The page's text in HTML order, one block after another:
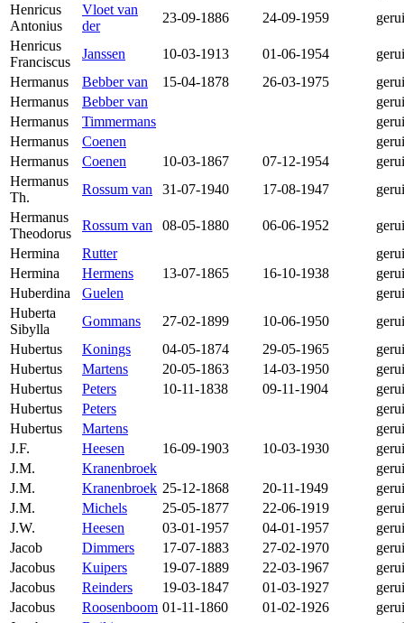
Henricus
Antonius
Vloet van
der
23-09-1886 24-09-1959
Henricus
Franciscus
Janssen 10-03-1913 01-06-1954
Hermanus
Bebber van 15-04-1878 26-03-1975
Hermanus
Bebber van
Hermanus
Timmermans
Hermanus
Coenen
Hermanus
Coenen 10-03-1867 07-12-1954
Hermanus
Th.
Rossum van 31-07-1940 17-08-1947
Hermanus
Theodorus
Rossum van 08-05-1880 06-06-1952
Hermina
Rutter
Hermina
Hermens 13-07-1865 16-10-1938
Huberdina
Guelen
Huberta
Sibylla
Gommans 27-02-1899 10-06-1950
Hubertus
Konings 04-05-1874 29-05-1965
Hubertus
Martens 20-05-1863 14-03-1950
Hubertus
Peters 10-11-1838 09-11-1904
Hubertus
Peters
Hubertus
Martens
J.F.
Heesen 16-09-1903 10-03-1930
J.M.
Kranenbroek
J.M.
Kranenbroek 25-12-1868 20-11-1949
J.M.
Michels 25-05-1877 22-06-1919
J.W.
Heesen 03-01-1957 04-01-1957
Jacob
Dimmers 17-07-1883 27-02-1970
Jacobus
Kuipers 19-07-1889 22-03-1967
Jacobus
Reinders 19-03-1847 01-03-1927
Jacobus
Roosenboom 01-11-1860 01-02-1926